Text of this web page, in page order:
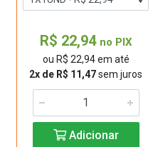
R$ 22,94 no PIX
ou R$ 22,94 em até
2x de R$ 11,47sem juros
Adicionar